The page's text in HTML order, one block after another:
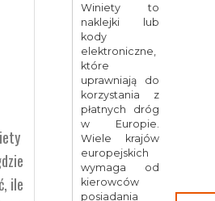
ile
Winiety to
naklejki lub
kody
elektroniczne,
które
uprawniają do
korzystania z
płatnych dróg
w Europie.
Wiele krajów
europejskich
wymaga od
kierowców
posiadania